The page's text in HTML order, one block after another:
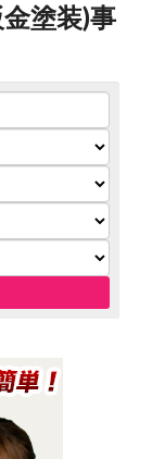
塗装)事